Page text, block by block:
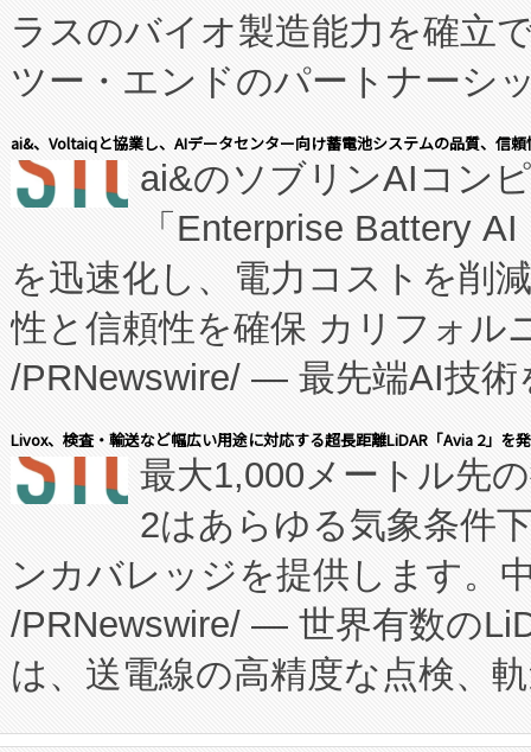
ラスのバイオ製造能力を確立
ツー・エンドのパートナーシ
表しました。 同社の実績ある
manufacturing™ (FCCM™) プ
たNeXは、バイオ医薬品製造
従来のフェッドバッチ施設の
に、患者やサプライチェーン
キー方式で拡張性が高く、持
す。FCCM‑を活用した現地生
患者にとっての費用負担を大
のアクセスを大幅に拡大する
Fully-Connected Continuous
プログラムには、施設設計・
に関する技術移転および知的
構造化トレーニングカリキュ
ai&、Voltaiqと協業し、AIデータセンター向け蓄電池システムの品質、信
ai&のソブリンAIコン
「Enterprise Battery
を迅速化し、電力コストを削
性と信頼性を確保 カリフォル
/PRNewswire/ — 最先端AI技術
会社エーアイ・アンド：本社
President原信平）と、エンタ
ードするVoltaiqは、日本にあ
ーエネルギー貯蔵システム（
た。 Voltaiq独自のAI搭載プラ
定、統合、導入、運用に至る
安全性を追跡し、確保する事
Livox、検査・輸送など幅広い用途に対応する超長距離LiDAR「Avia 2」を
最大1,000メートル先
2はあらゆる気象条件
ンカバレッジを提供します。
/PRNewswire/ — 世界有数の
は、送電線の高精度な点検、
や穀物倉庫におけるバルク材